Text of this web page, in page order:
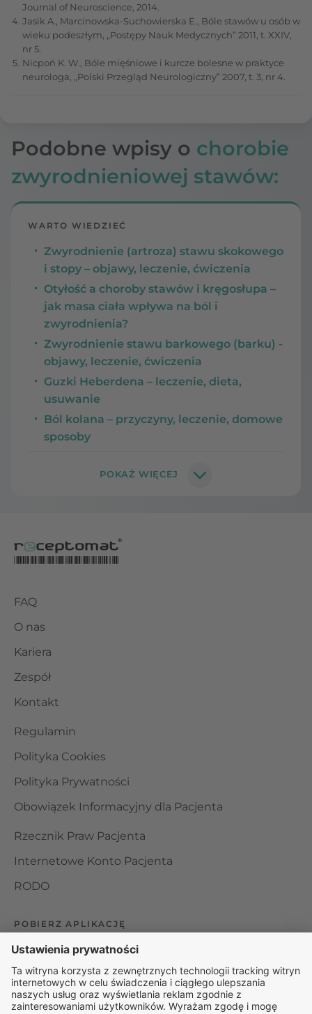
Journal of Neuroscience, 2014.
Jasik A., Marcinowska-Suchowierska E., Bóle stawów u osób w
wieku podeszłym, „Postępy Nauk Medycznych” 2011, t. XXIV,
nr 5.
Nicpoń K. W., Bóle mięśniowe i kurcze bolesne w praktyce
neurologa, „Polski Przegląd Neurologiczny” 2007, t. 3, nr 4.
Podobne wpisy o chorobie
zwyrodnieniowej stawów:
WARTO WIEDZIEĆ
Zwyrodnienie (artroza) stawu skokowego
i stopy – objawy, leczenie, ćwiczenia
Otyłość a choroby stawów i kręgosłupa –
jak masa ciała wpływa na ból i
zwyrodnienia?
Zwyrodnienie stawu barkowego (barku) -
objawy, leczenie, ćwiczenia
Guzki Heberdena – leczenie, dieta,
usuwanie
Ból kolana – przyczyny, leczenie, domowe
sposoby
FAQ
O nas
Kariera
Zespół
Kontakt
Regulamin
Polityka Cookies
Polityka Prywatności
Obowiązek Informacyjny dla Pacjenta
Rzecznik Praw Pacjenta
Internetowe Konto Pacjenta
RODO
POBIERZ APLIKACJĘ
Organizator udzielania świadczeń telemedycznych jest
podmiotem leczniczym w rozumieniu ustawy z dnia 15